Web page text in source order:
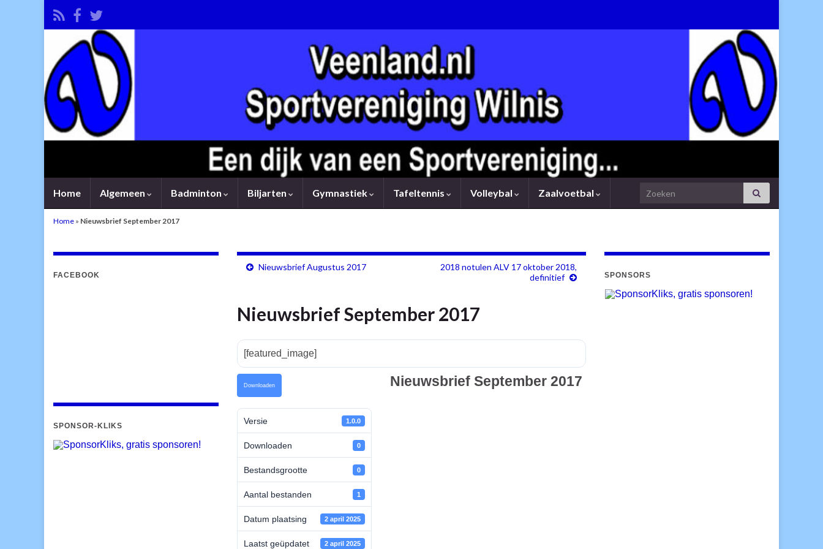
Home Algemeen Badminton Biljarten Gymnastiek Tafeltennis Volleybal Zaalvoetbal Search for:
Home » Nieuwsbrief September 2017
Nieuwsbrief Augustus 2017
2018 notulen ALV 17 oktober 2018,
definitief
Nieuwsbrief September 2017
[featured_image]
Downloaden
Versie 1.0.0
Downloaden 0
Bestandsgrootte 0
Aantal bestanden 1
Datum plaatsing 2 april 2025
Laatst geüpdatet 2 april 2025
Nieuwsbrief September 2017
FACEBOOK
SPONSOR-KLIKS
SPONSORS